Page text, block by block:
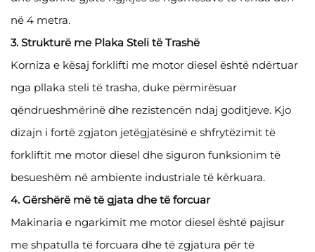
në 4 metra.
3. Strukturë me Plaka Steli të Trashë
Korniza e kësaj forklifti me motor diesel është ndërtuar
nga pllaka steli të trasha, duke përmirësuar
qëndrueshmërinë dhe rezistencën ndaj goditjeve. Kjo
dizajn i fortë zgjaton jetëgjatësinë e shfrytëzimit të
forkliftit me motor diesel dhe siguron funksionim të
besueshëm në ambiente industriale të kërkuara.
4. Gërshërë më të gjata dhe të forcuar
Makinaria e ngarkimit me motor diesel është pajisur
me shpatulla të forcuara dhe të zgjatura për të